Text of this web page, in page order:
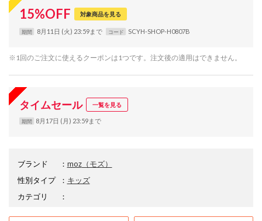
15%OFF 対象商品を見る
期間 8月11日 (火) 23:59まで コード SCYH-SHOP-H0807B
※1回のご注文に使えるクーポンは1つです。注文後の適用はできません。
タイムセール 一覧を見る
期間 8月17日 (月) 23:59まで
ブランド ： moz（モズ）
性別タイプ
： キッズ
カテゴリ
：